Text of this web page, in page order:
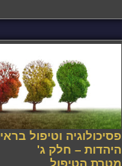
פסיכולוגיה וטיפול בראי
היהדות – חלק ג'